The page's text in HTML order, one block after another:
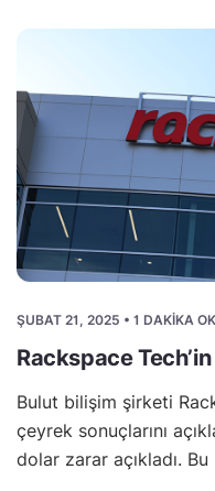
ŞUBAT 21, 2025 • 1 DAKIKA
Rackspace
Bulut bilişim şirketi
çeyrek sonuçlarını
dolar zarar açıkladı.